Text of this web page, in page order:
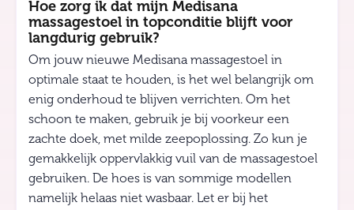
Hoe zorg ik dat mijn Medisana
massagestoel in topconditie blijft voor
langdurig gebruik?
Om jouw nieuwe Medisana massagestoel in
optimale staat te houden, is het wel belangrijk om
enig onderhoud te blijven verrichten. Om het
schoon te maken, gebruik je bij voorkeur een
zachte doek, met milde zeepoplossing. Zo kun je
gemakkelijk oppervlakkig vuil van de massagestoel
gebruiken. De hoes is van sommige modellen
namelijk helaas niet wasbaar. Let er bij het